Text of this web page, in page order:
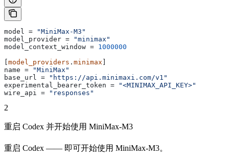
model =
"MiniMax-M3"
model_provider =
"minimax"
model_context_window = 1000000
[model_providers . minimax ]
name =
"MiniMax"
base_url
=
"https://api.minimaxi.com/v1"
experimental_bearer_token =
"<MINIMAX_API_KEY>"
wire_api
= "responses"
2
重启 Codex 并开始使用 MiniMax-M3
重启 Codex —— 即可开始使用 MiniMax-M3。